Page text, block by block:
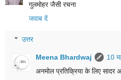
गुलमोहर जैसी रचना
जवाब दें
उत्तर
Meena Bhardwaj
10
अनमोल प्रतिक्रिया के लिए सादर